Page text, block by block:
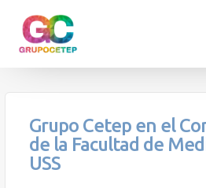
Grupo Cetep en el
de la Facultad de
USS